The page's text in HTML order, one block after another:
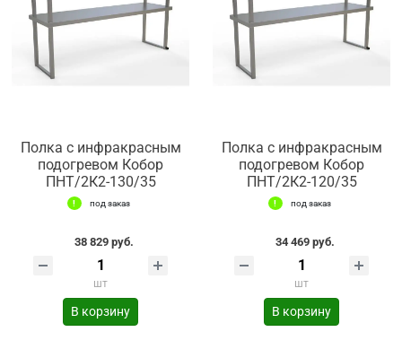
Полка с инфракрасным
подогревом Кобор
ПНТ/2К2-130/35
под заказ
38 829 руб.
шт
В корзину
Полка с инфракрасным
подогревом Кобор
ПНТ/2К2-120/35
под заказ
34 469 руб.
шт
В корзину